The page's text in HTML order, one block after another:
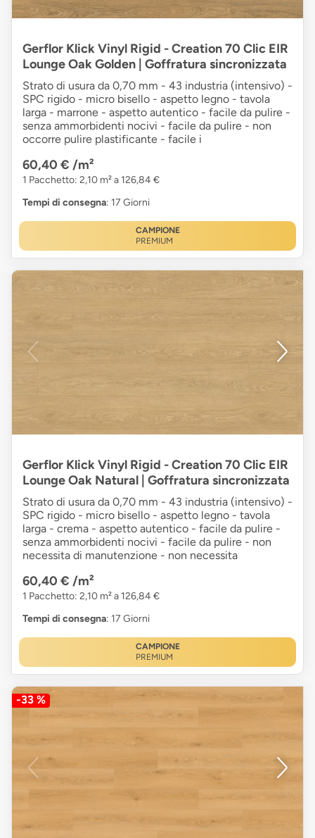
Gerflor Klick Vinyl Rigid - Creation 70 Clic EIR
Lounge Oak Golden | Goffratura sincronizzata
Strato di usura da 0,70 mm - 43 industria (intensivo) -
SPC rigido - micro bisello - aspetto legno - tavola
larga - marrone - aspetto autentico - facile da pulire -
senza ammorbidenti nocivi - facile da pulire - non
occorre pulire plastificante - facile i
60,40 € /m²
1 Pacchetto: 2,10 m² a 126,84 €
Tempi di consegna: 17 Giorni
CAMPIONE
PREMIUM
Gerflor Klick Vinyl Rigid - Creation 70 Clic EIR
Lounge Oak Natural | Goffratura sincronizzata
Strato di usura da 0,70 mm - 43 industria (intensivo) -
SPC rigido - micro bisello - aspetto legno - tavola
larga - crema - aspetto autentico - facile da pulire -
senza ammorbidenti nocivi - facile da pulire - non
necessita di manutenzione - non necessita
60,40 € /m²
1 Pacchetto: 2,10 m² a 126,84 €
Tempi di consegna: 17 Giorni
CAMPIONE
PREMIUM
-33 %